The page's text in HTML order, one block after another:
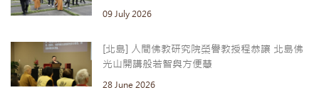
09 July 2026
[北島] 人間佛教研究院榮譽教授程恭讓 北島佛
光山開講般若智與方便慧
28 June 2026